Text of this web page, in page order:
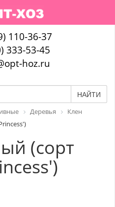
110-36-37
333-53-45
hoz.ru
НАЙТИ
Деревья
Клен
(сорт